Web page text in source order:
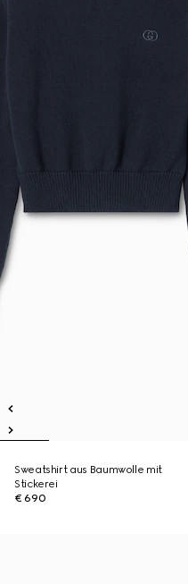
Sweatshirt aus Baumwolle mit
Stickerei
€ 690